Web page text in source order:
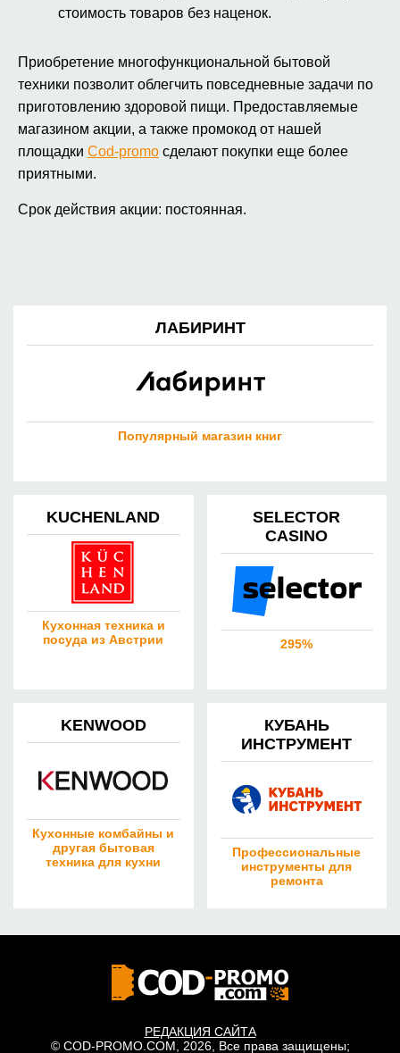
стоимость товаров без наценок.
Приобретение многофункциональной бытовой
техники позволит облегчить повседневные задачи по
приготовлению здоровой пищи. Предоставляемые
магазином акции, а также промокод от нашей
площадки Cod-promo сделают покупки еще более
приятными.
Срок действия акции: постоянная.
ЛАБИРИНТ
Популярный магазин книг
KUCHENLAND
Кухонная техника и
посуда из Австрии
SELECTOR
CASINO
295%
KENWOOD
Кухонные комбайны и
другая бытовая
техника для кухни
КУБАНЬ
ИНСТРУМЕНТ
Профессиональные
инструменты для
ремонта
РЕДАКЦИЯ САЙТА
© COD-PROMO.COM, 2026, Все права защищены;